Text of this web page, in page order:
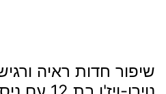
שיפור חדות ראיה